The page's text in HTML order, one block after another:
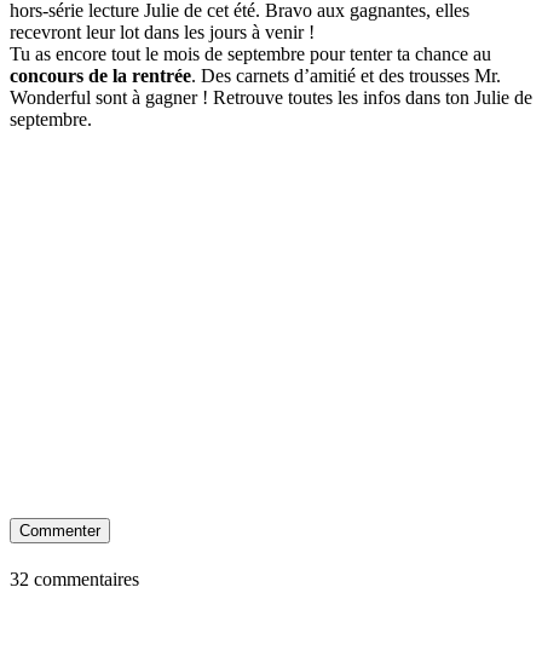
hors-série lecture Julie de cet été. Bravo aux gagnantes, elles
recevront leur lot dans les jours à venir !
Tu as encore tout le mois de septembre pour tenter ta chance au
concours de la rentrée. Des carnets d’amitié et des trousses Mr.
Wonderful sont à gagner ! Retrouve toutes les infos dans ton Julie de
septembre.
Commenter
32 commentaires